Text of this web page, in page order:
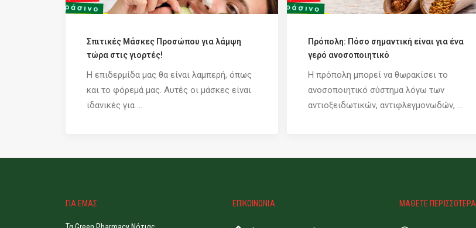
Σπιτικές Μάσκες Προσώπου για λάμψη
τώρα στις γιορτές!
Η επιδερμίδα μας θα είναι λαμπερή, όπως
και το φόρεμά μας. Αυτές οι μάσκες είναι
ιδανικές για ...
Πρόπολη: Πόσο σημαντική είναι για ένα
γερό ανοσοποιητικό
Η πρόπολη μπορεί να θωρακίσει το
ανοσοποιητικό σύστημα λόγω των
αντιοξειδωτικών, αντιφλεγμονωδών, ...
ΓΙΑ ΕΜΑΣ ΕΠΙΚΟΙΝΩΝΙΑ ΜΑΘΕΤΕ ΠΕΡΙΣΣΟΤΕΡΑ